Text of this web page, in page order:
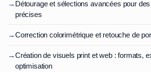
→ Détourage et sélections avancées pour
précises
→Correction colorimétrique et retouche de
→Création de visuels print et web : formats,
optimisation